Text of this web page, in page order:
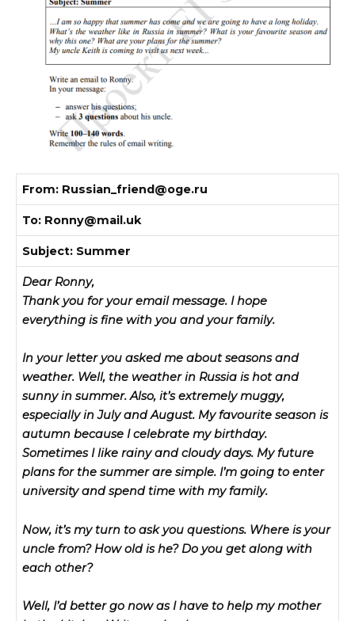
From: Russian_friend@oge.ru
To: Ronny@mail.uk
Subject: Summer
Dear Ronny,
Thank you for youremail message. I hope
everything is fine with you and your family.
In your letter you asked me about seasons and
weather. Well, the weather in Russia is hot and
sunny in summer. Also, it’s extremely muggy,
especially in July and August. My favourite season is
autumn because I celebrate my birthday.
Sometimes I like rainy and cloudy days. My future
plans for the summer are simple. I’m going to enter
university and spend time with my family.
Now, it’s my turn to ask you questions. Where is your
uncle from? How old is he? Do you get along with
each other?
Well, I’d better go now as I have to help my mother